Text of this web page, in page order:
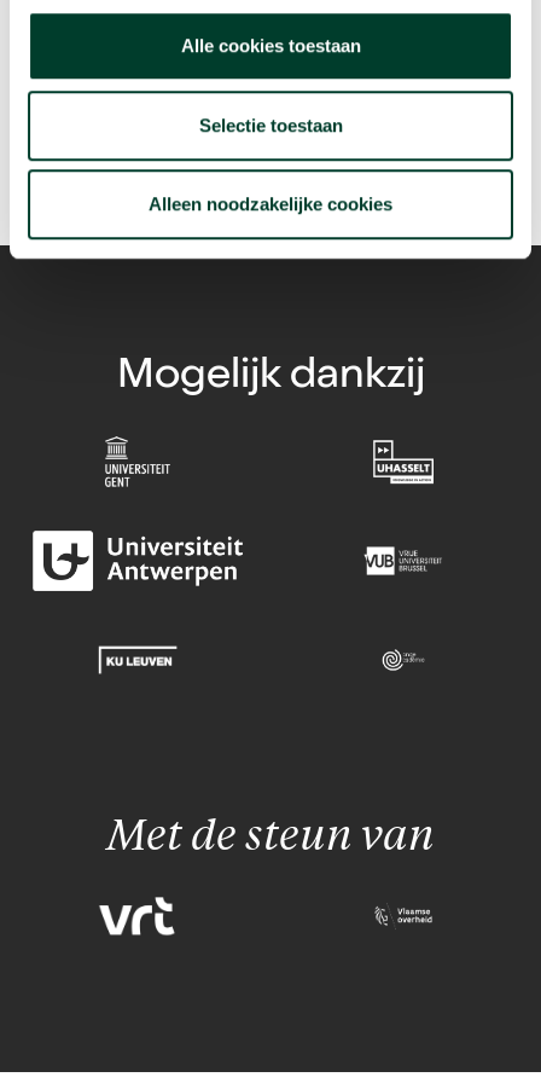
Alle cookies toestaan
Selectie toestaan
Alleen noodzakelijke cookies
Mogelijk dankzij
Met de steun van